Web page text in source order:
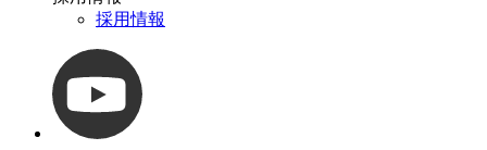
採用情報